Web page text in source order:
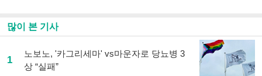
많이 본 기사
1
노보노, '카그리세마' vs마운자로 당뇨병 3
상 “실패”